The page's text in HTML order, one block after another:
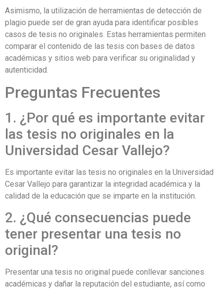
Asimismo, la utilización de herramientas de detección de
plagio puede ser de gran ayuda para identificar posibles
casos de tesis no originales. Estas herramientas permiten
comparar el contenido de las tesis con bases de datos
académicas y sitios web para verificar su originalidad y
autenticidad.
Preguntas Frecuentes
1. ¿Por qué es importante evitar
las tesis no originales en la
Universidad Cesar Vallejo?
Es importante evitar las tesis no originales en la Universidad
Cesar Vallejo para garantizar la integridad académica y la
calidad de la educación que se imparte en la institución.
2. ¿Qué consecuencias puede
tener presentar una tesis no
original?
Presentar una tesis no original puede conllevar sanciones
académicas y dañar la reputación del estudiante, así como